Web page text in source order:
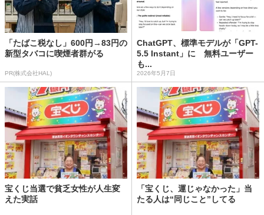
「たばこ税なし」600円→83円の
新型タバコに喫煙者群がる
PR(株式会社HAL)
ChatGPT、標準モデルが「GPT-
5.5 Instant」に 無料ユーザー
も...
2026年5月7日
宝くじ当選で貧乏女性が人生変
えた実話
「宝くじ、運じゃなかった」当
たる人は“同じこと”してる